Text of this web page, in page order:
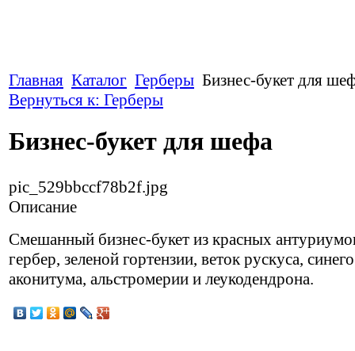
Главная Каталог Герберы Бизнес-букет для
Вернуться к: Герберы
Бизнес-букет для шефа
pic_529bbccf78b2f.jpg
Описание
Смешанный бизнес-букет из красных
гербер, зеленой гортензии, веток рускуса, синего
аконитума, альстромерии и леукодендрона.